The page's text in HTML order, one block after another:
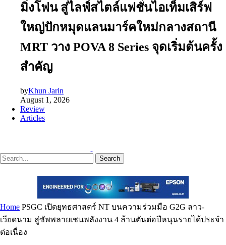
มิ่งโฟน สู่ไลฟ์สไตล์แฟชั่นไอเท็มเสิร์ฟ
ใหญ่ปักหมุดแลนมาร์คใหม่กลางสถานี
MRT วาง POVA 8 Series จุดเริ่มต้นครั้ง
สำคัญ
byKhun Jarin
August 1, 2026
Review
Articles
Search
Home PSGC เปิดยุทธศาสตร์ NT บนความร่วมมือ G2G ลาว-
เวียดนาม สู่ซัพพลายเชนพลังงาน 4 ล้านตันต่อปีหนุนรายได้ประจำ
ต่อเนื่อง